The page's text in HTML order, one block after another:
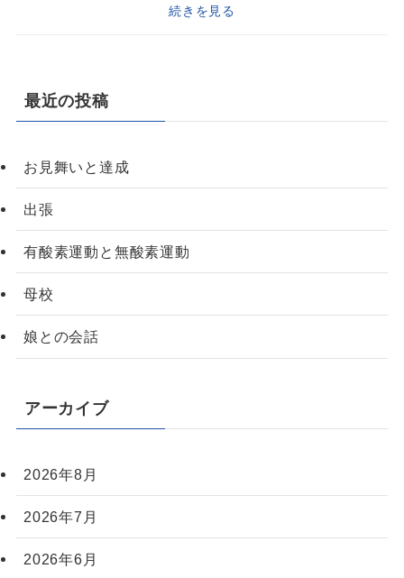
続きを見る
最近の投稿
お見舞いと達成
出張
有酸素運動と無酸素運動
母校
娘との会話
アーカイブ
2026年8月
2026年7月
2026年6月